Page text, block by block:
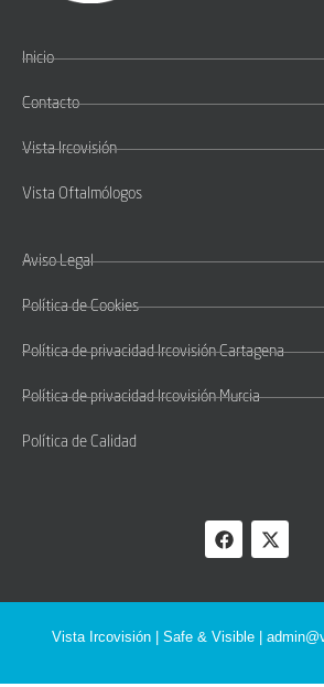
Inicio
Contacto
Vista Ircovisión
Vista Oftalmólogos
Aviso Legal
Política de Cookies
Política de privacidad Ircovisión Cartagena
Política de privacidad Ircovisión Murcia
Política de Calidad
Vista Ircovisión | Safe & Visible |